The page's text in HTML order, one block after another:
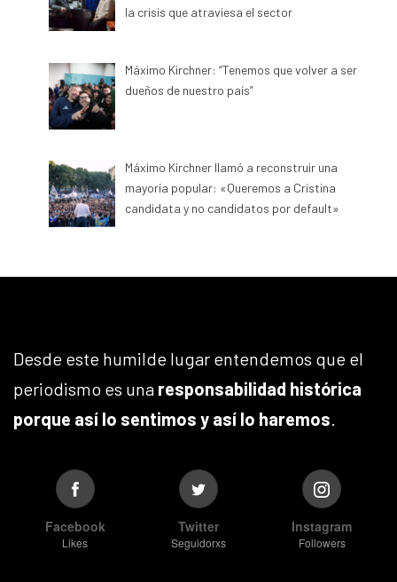
la crisis que atraviesa el sector
Máximo Kirchner: “Tenemos que volver a ser
dueños de nuestro país”
Máximo Kirchner llamó a reconstruir una
mayoría popular: «Queremos a Cristina
candidata y no candidatos por default»
Desde este humilde lugar entendemos que el
periodismo es una responsabilidad histórica
porque así lo sentimos y así lo haremos.
Facebook
Likes
Twitter
Seguidorxs
Instagram
Followers